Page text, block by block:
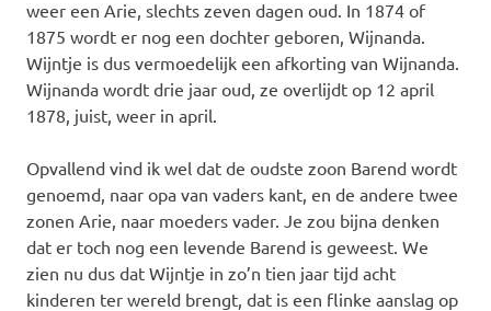
weer een Arie, slechts zeven dagen oud. In 1874 of
1875 wordt er nog een dochter geboren, Wijnanda.
Wijntje is dus vermoedelijk een afkorting van Wijnanda.
Wijnanda wordt drie jaar oud, ze overlijdt op 12 april
1878, juist, weer in april.
Opvallend vind ik wel dat de oudste zoon Barend wordt
genoemd, naar opa van vaders kant, en de andere twee
zonen Arie, naar moeders vader. Je zou bijna denken
dat er toch nog een levende Barend is geweest. We
zien nu dus dat Wijntje in zo’n tien jaar tijd acht
kinderen ter wereld brengt, dat is een flinke aanslag op